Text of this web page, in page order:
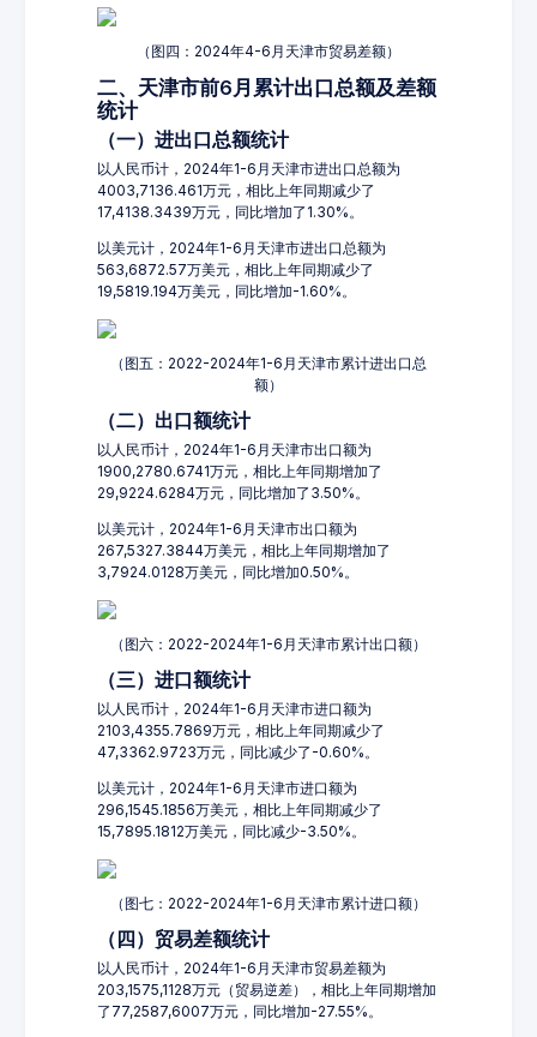
（图四：2024年4-6月天津市贸易差额）
二、天津市前6月累计出口总额及差额
统计
（一）进出口总额统计
以人民币计，2024年1-6月天津市进出口总额为
4003,7136.461万元，相比上年同期减少了
17,4138.3439万元，同比增加了1.30%。
以美元计，2024年1-6月天津市进出口总额为
563,6872.57万美元，相比上年同期减少了
19,5819.194万美元，同比增加-1.60%。
（图五：2022-2024年1-6月天津市累计进出口总
额）
（二）出口额统计
以人民币计，2024年1-6月天津市出口额为
1900,2780.6741万元，相比上年同期增加了
29,9224.6284万元，同比增加了3.50%。
以美元计，2024年1-6月天津市出口额为
267,5327.3844万美元，相比上年同期增加了
3,7924.0128万美元，同比增加0.50%。
（图六：2022-2024年1-6月天津市累计出口额）
（三）进口额统计
以人民币计，2024年1-6月天津市进口额为
2103,4355.7869万元，相比上年同期减少了
47,3362.9723万元，同比减少了-0.60%。
以美元计，2024年1-6月天津市进口额为
296,1545.1856万美元，相比上年同期减少了
15,7895.1812万美元，同比减少-3.50%。
（图七：2022-2024年1-6月天津市累计进口额）
（四）贸易差额统计
以人民币计，2024年1-6月天津市贸易差额为
203,1575,1128万元（贸易逆差），相比上年同期增加
了77,2587,6007万元，同比增加-27.55%。